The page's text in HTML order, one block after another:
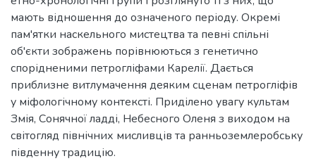
мають відношення до означеного періоду. Окремі
пам'ятки наскельного мистецтва та певні спільні
об'єкти зображень порівнюються з генетично
спорідненими петрогліфами Карелії. Дається
приблизне витлумачення деяким сценам петрогліфів
у міфологічному контексті. Приділено увагу культам
Змія, Сонячної ладді, Небесного Оленя з виходом на
світогляд північних мисливців та ранньоземлеробську
південну традицію.